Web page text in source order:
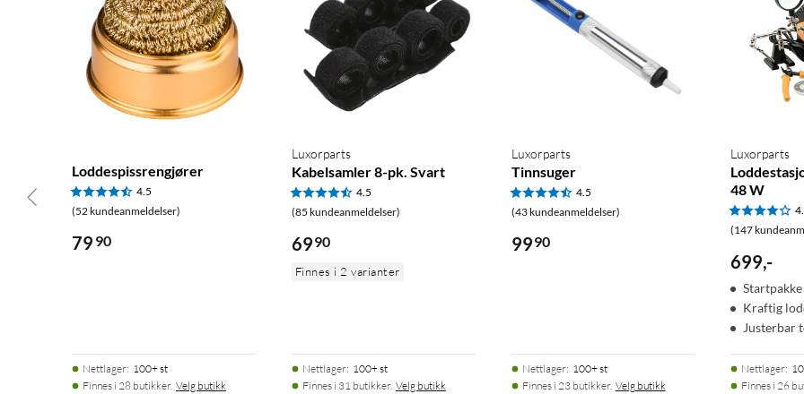
Loddespissrengjører
4.5
(52 kundeanmeldelser)
79 90
Nettlager: 100+ st
Finnes i 28 butikker. Velg butikk
Luxorparts
Kabelsamler 8-pk. Svart
4.5
(85 kundeanmeldelser)
6990
Finnes i 2 varianter
Nettlager: 100+ st
Finnes i 31 butikker. Velg butikk
Luxorparts
Tinnsuger
4.5
(43 kundeanmeldelser)
9990
Nettlager: 100+ st
Finnes i 23 butikker. Velg butikk
Luxorparts
48 W
(147
699,-
Kraftig
Justerbar
Nettlager:
Finnes i 26